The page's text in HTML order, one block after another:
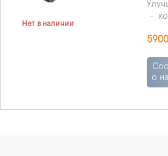
Нет в наличии
-
-
-
грн.
-
-
о